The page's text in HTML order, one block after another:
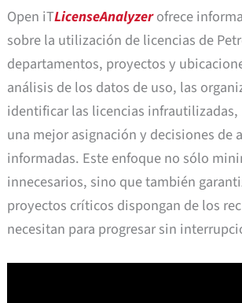
Open iTLicenseAnalyzerofrece
sobre la utilización de licencias de
departamentos, proyectos y
análisis de los datos de uso, las
identificar las licencias
una mejor asignación y decisiones de
informadas. Este enfoque no sólo
innecesarios, sino que también
proyectos críticos dispongan de los
necesitan para progresar sin